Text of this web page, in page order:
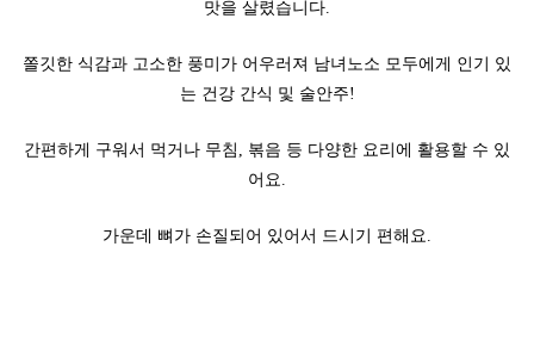
맛을 살렸습니다.
쫄깃한 식감과 고소한 풍미가 어우러져 남녀노소 모두에게 인기 있
는 건강 간식 및 술안주!
간편하게 구워서 먹거나 무침, 볶음 등 다양한 요리에 활용할 수 있
어요.
가운데 뼈가 손질되어 있어서 드시기 편해요.